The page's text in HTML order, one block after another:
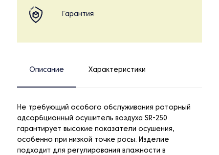
Гарантия
Описание Характеристики
Не требующий особого обслуживания роторный
адсорбционный осушитель воздуха SR-250
гарантирует высокие показатели осушения,
особенно при низкой точке росы. Изделие
подходит для регулирования влажности в